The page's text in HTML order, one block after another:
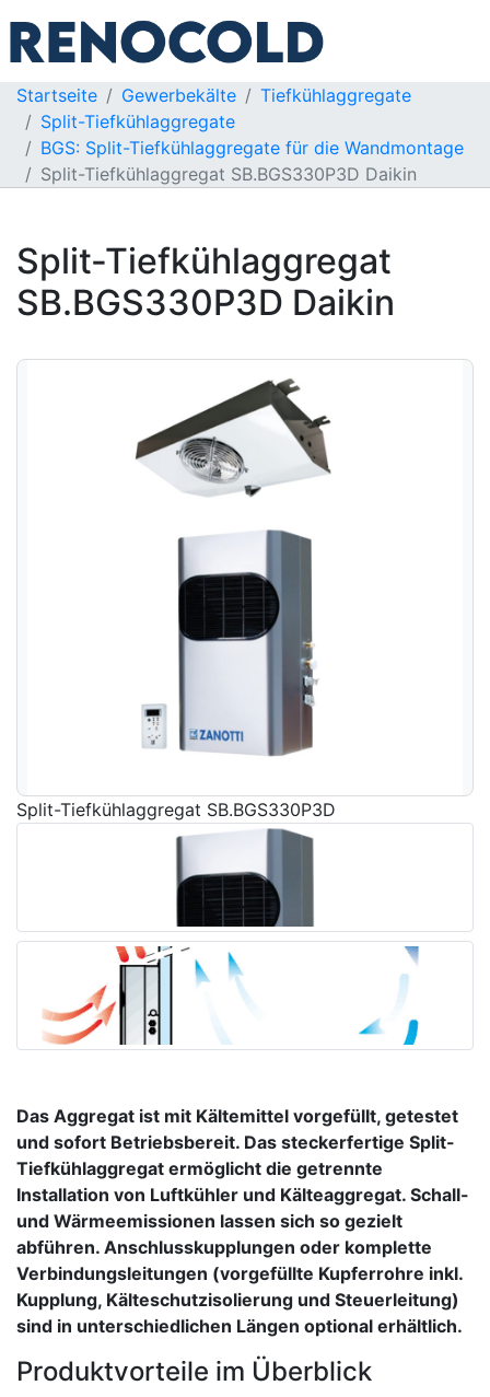
Startseite Gewerbekälte
Tiefkühlaggregate
Split-Tiefkühlaggregate
BGS: Split-Tiefkühlaggregate für die Wandmontage
Split-Tiefkühlaggregat SB.BGS330P3D Daikin
Split-Tiefkühlaggregat
SB.BGS330P3D Daikin
Split-Tiefkühlaggregat SB.BGS330P3D
Das Aggregat ist mit Kältemittel vorgefüllt, getestet
und sofort Betriebsbereit. Das steckerfertige Split-
Tiefkühlaggregat ermöglicht die getrennte
Installation von Luftkühler und Kälteaggregat. Schall-
und Wärmeemissionen lassen sich so gezielt
abführen. Anschlusskupplungen oder komplette
Verbindungsleitungen (vorgefüllte Kupferrohre inkl.
Kupplung, Kälteschutzisolierung und Steuerleitung)
sind in unterschiedlichen Längen optional erhältlich.
Produktvorteile im Überblick